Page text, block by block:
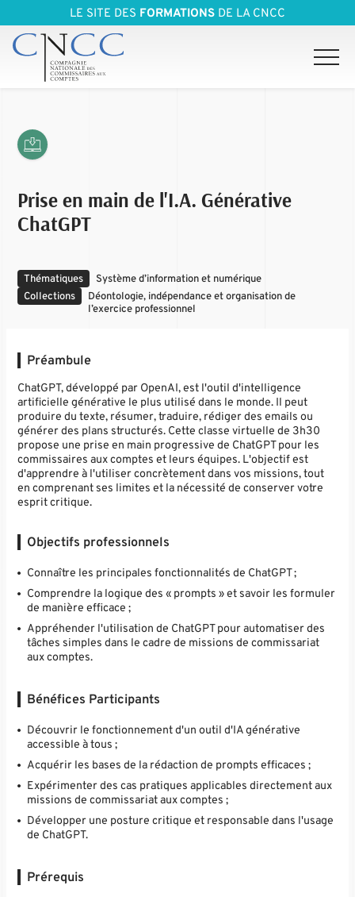
LE SITE DES FORMATIONS DE LA CNCC
Prise en main de l'I.A. Générative
ChatGPT
Thématiques
Système d’information et numérique
Collections
Déontologie, indépendance et organisation de
l’exercice professionnel
Préambule
ChatGPT, développé par OpenAI, est l'outil d'intelligence
artificielle générative le plus utilisé dans le monde. Il peut
produire du texte, résumer, traduire, rédiger des emails ou
générer des plans structurés. Cette classe virtuelle de 3h30
propose une prise en main progressive de ChatGPT pour les
commissaires aux comptes et leurs équipes. L'objectif est
d'apprendre à l'utiliser concrètement dans vos missions, tout
en comprenant ses limites et la nécessité de conserver votre
esprit critique.
Objectifs professionnels
Connaître les principales fonctionnalités de ChatGPT ;
Comprendre la logique des « prompts » et savoir les formuler
de manière efficace ;
Appréhender l'utilisation de ChatGPT pour automatiser des
tâches simples dans le cadre de missions de commissariat
aux comptes.
Bénéfices Participants
Découvrir le fonctionnement d'un outil d'IA générative
accessible à tous ;
Acquérir les bases de la rédaction de prompts efficaces ;
Expérimenter des cas pratiques applicables directement aux
missions de commissariat aux comptes ;
Développer une posture critique et responsable dans l'usage
de ChatGPT.
Prérequis